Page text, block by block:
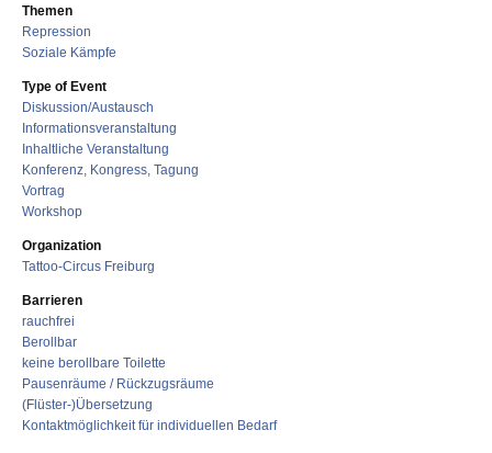
Themen
Repression
Soziale Kämpfe
Type of Event
Diskussion/Austausch
Informationsveranstaltung
Inhaltliche Veranstaltung
Konferenz, Kongress, Tagung
Vortrag
Workshop
Organization
Tattoo-Circus Freiburg
Barrieren
rauchfrei
Berollbar
keine berollbare Toilette
Pausenräume / Rückzugsräume
(Flüster-)Übersetzung
Kontaktmöglichkeit für individuellen Bedarf